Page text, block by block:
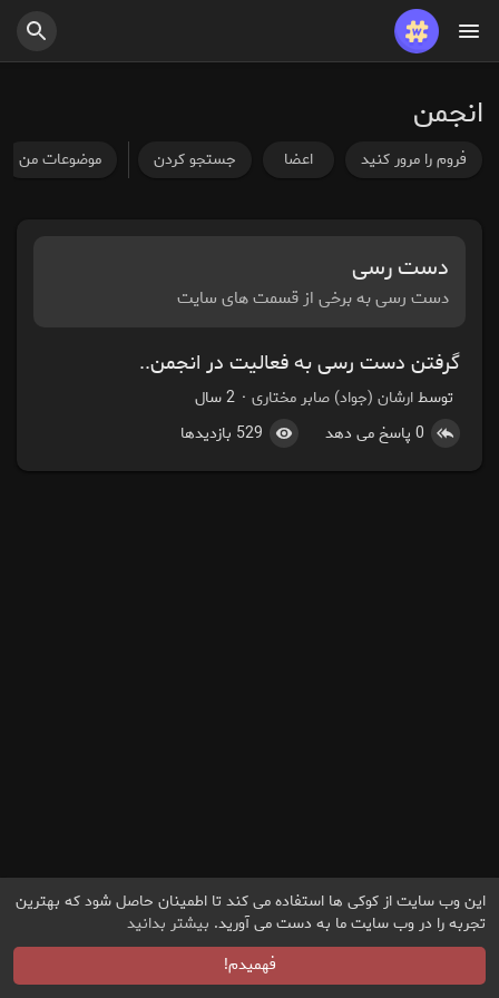
این وب سایت از کوکی ها استفاده می کند تا اطمینان حاصل شود که بهترین
تجربه را در وب سایت ما به دست می آورید. بیشتر بدانید
فهمیدم!
پست های محبوب
شغل ها ارائه می دهد
بودجه
انجمن
فروم را مرور کنید اعضا جستجو کردن موضوعات من
دست رسی
دست رسی به برخی از قسمت های سایت
گرفتن دست رسی به فعالیت در انجمن..
توسطارشان (جواد) صابر مختاری · 2 سال